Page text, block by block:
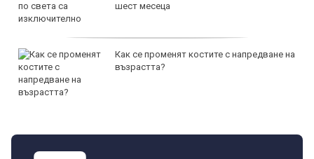
шест месеца
Как се променят костите с напредване на
възрастта?